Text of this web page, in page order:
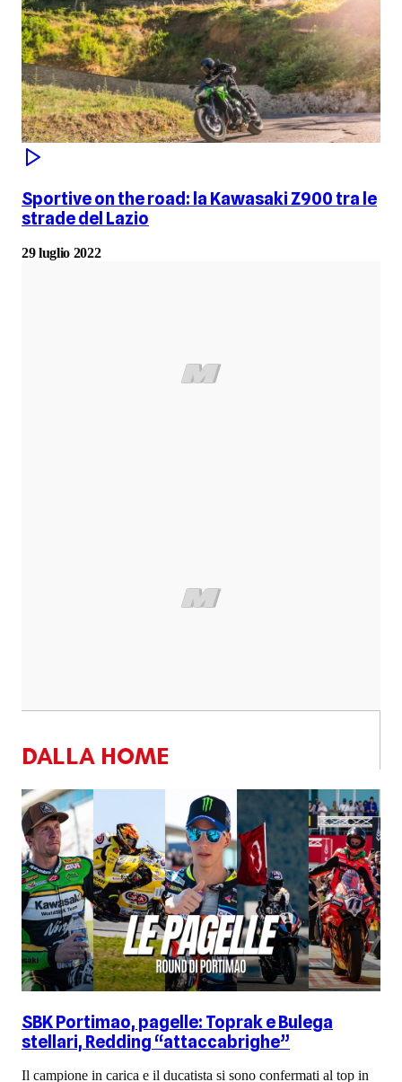
Sportive on the road: la Kawasaki Z900 tra le
strade del Lazio
29 luglio 2022
DALLA HOME
SBK Portimao, pagelle: Toprak e Bulega
stellari, Redding “attaccabrighe”
Il campione in carica e il ducatista si sono confermati al top in